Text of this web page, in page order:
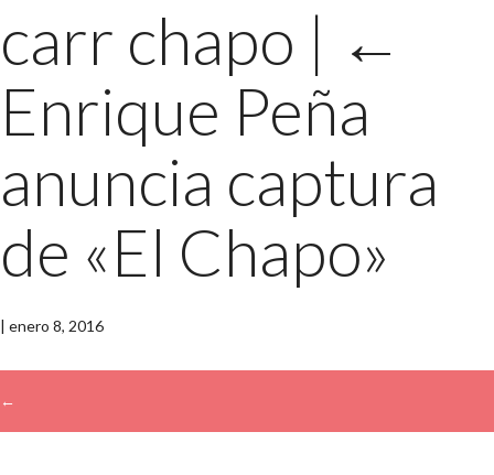
carr chapo | ←
Enrique Peña
anuncia captura
de «El Chapo»
| enero 8, 2016
←